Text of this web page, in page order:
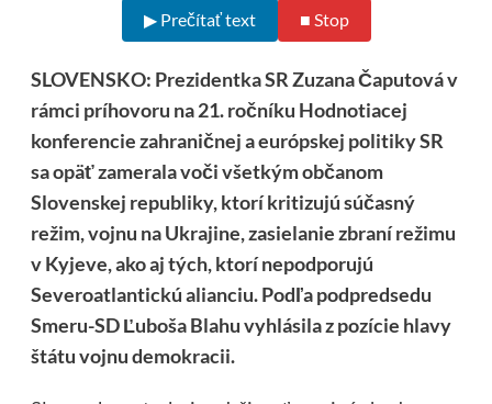
▶ Prečítať text ■ Stop
SLOVENSKO: Prezidentka SR Zuzana Čaputová v
rámci príhovoru na 21. ročníku Hodnotiacej
konferencie zahraničnej a európskej politiky SR
sa opäť zamerala voči všetkým občanom
Slovenskej republiky, ktorí kritizujú súčasný
režim, vojnu na Ukrajine, zasielanie zbraní režimu
v Kyjeve, ako aj tých, ktorí nepodporujú
Severoatlantickú alianciu. Podľa podpredsedu
Smeru-SD Ľuboša Blahu vyhlásila z pozície hlavy
štátu vojnu demokracii.